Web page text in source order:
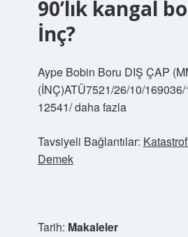
90’lık kangal
İnç?
Aype Bobin Boru DIŞ ÇAP
(İNÇ)ATÜ7521/26/10/
12541/ daha fazla
Tavsiyeli Bağlantılar:
Demek
Tarih: Makaleler